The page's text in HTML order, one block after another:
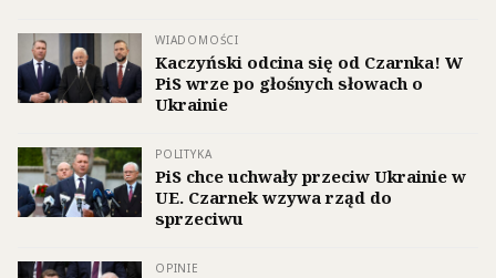
WIADOMOŚCI
Kaczyński odcina się od Czarnka! W
PiS wrze po głośnych słowach o
Ukrainie
POLITYKA
PiS chce uchwały przeciw Ukrainie w
UE. Czarnek wzywa rząd do
sprzeciwu
OPINIE